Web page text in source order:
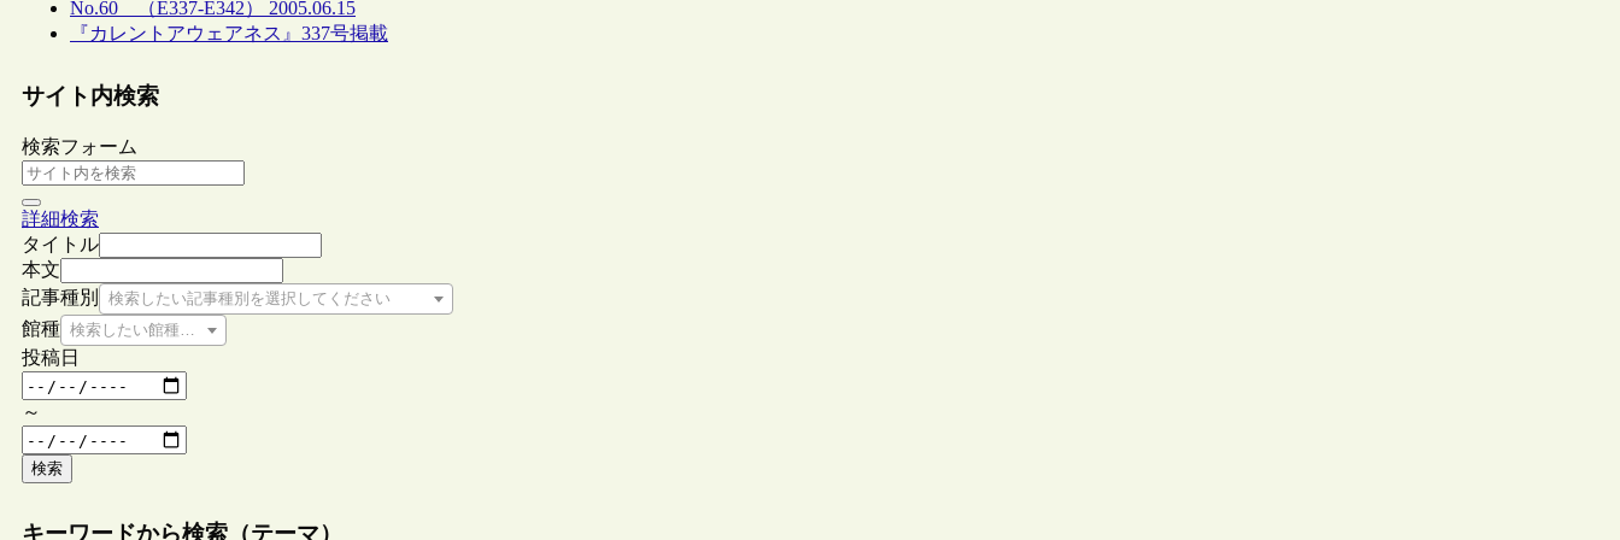
No.60 （E337-E342） 2005.06.15
『カレントアウェアネス』337号掲載
サイト内検索
検索フォーム
詳細検索
タイトル
本文
記事種別
検索したい記事種別を選択してください
館種 検索したい館種を選択してください
投稿日
～
検索
キーワードから検索（テーマ）